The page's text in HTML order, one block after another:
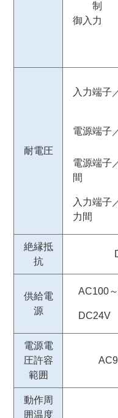
制
御入力
耐電圧
入力端子
電源端子
電源端子
間
入力端子
力間
絶縁抵
抗
供給電
源
AC100
DC24V
電源電
圧許容
範囲
動作周
囲温度